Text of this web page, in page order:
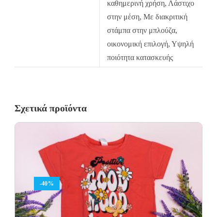
χωρίς καμία οικονομική επιβάρυνση του πελάτη.
καθημερινή χρήση, Λάστιχο
στην μέση, Με διακριτική
στάμπα στην μπλούζα,
οικονομική επιλογή, Υψηλή
ποιότητα κατασκευής
Σχετικά προϊόντα
-40%